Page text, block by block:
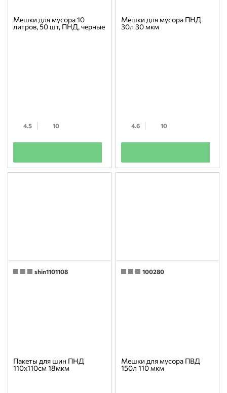
Мешки для мусора 10
литров, 50 шт, ПНД, черные
4.5 10
Мешки для мусора ПНД
30л 30 мкм
4.6 10
shin1101108
Пакеты для шин ПНД
110х110см 18мкм
100280
Мешки для мусора ПВД
150л 110 мкм